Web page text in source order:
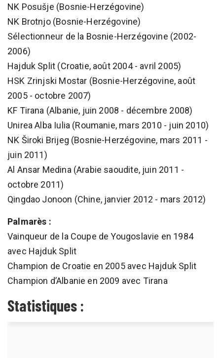
NK Posušje (Bosnie-Herzégovine)
NK Brotnjo (Bosnie-Herzégovine)
Sélectionneur de la Bosnie-Herzégovine (2002-
2006)
Hajduk Split (Croatie, août 2004 - avril 2005)
HSK Zrinjski Mostar (Bosnie-Herzégovine, août
2005 - octobre 2007)
KF Tirana (Albanie, juin 2008 - décembre 2008)
Unirea Alba Iulia (Roumanie, mars 2010 - juin 2010)
NK Široki Brijeg (Bosnie-Herzégovine, mars 2011 -
juin 2011)
Al Ansar Medina (Arabie saoudite, juin 2011 -
octobre 2011)
Qingdao Jonoon (Chine, janvier 2012 - mars 2012)
Palmarès :
Vainqueur de la Coupe de Yougoslavie en 1984
avec Hajduk Split
Champion de Croatie en 2005 avec Hajduk Split
Champion d’Albanie en 2009 avec Tirana
Statistiques :